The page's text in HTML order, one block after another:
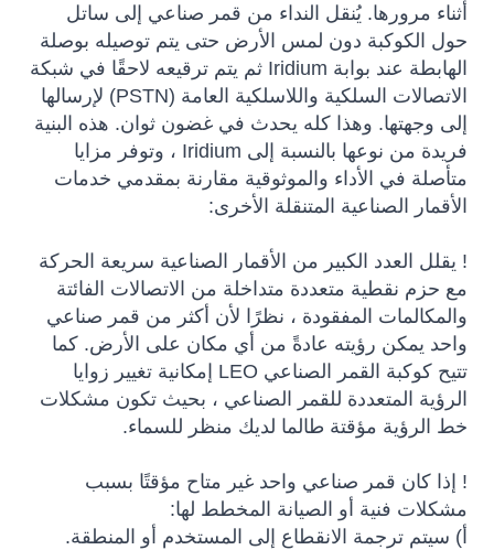
أثناء مرورها. يُنقل النداء من قمر صناعي إلى ساتل
حول الكوكبة دون لمس الأرض حتى يتم توصيله بوصلة
الهابطة عند بوابة Iridium ثم يتم ترقيعه لاحقًا في شبكة
الاتصالات السلكية واللاسلكية العامة (PSTN) لإرسالها
إلى وجهتها. وهذا كله يحدث في غضون ثوان. هذه البنية
فريدة من نوعها بالنسبة إلى Iridium ، وتوفر مزايا
متأصلة في الأداء والموثوقية مقارنة بمقدمي خدمات
الأقمار الصناعية المتنقلة الأخرى:
! يقلل العدد الكبير من الأقمار الصناعية سريعة الحركة
مع حزم نقطية متعددة متداخلة من الاتصالات الفائتة
والمكالمات المفقودة ، نظرًا لأن أكثر من قمر صناعي
واحد يمكن رؤيته عادةً من أي مكان على الأرض. كما
تتيح كوكبة القمر الصناعي LEO إمكانية تغيير زوايا
الرؤية المتعددة للقمر الصناعي ، بحيث تكون مشكلات
خط الرؤية مؤقتة طالما لديك منظر للسماء.
! إذا كان قمر صناعي واحد غير متاح مؤقتًا بسبب
مشكلات فنية أو الصيانة المخطط لها:
أ) سيتم ترجمة الانقطاع إلى المستخدم أو المنطقة.